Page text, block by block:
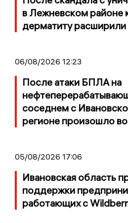
в Лежневском районе
дерматиту расширили
06/08/2026 12:23
После атаки БПЛА на
соседнем с
регионе произошло
05/08/2026 17:06
Ивановская область
поддержки
работающих с